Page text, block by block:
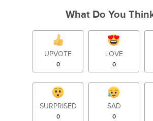
What Do You
UPVOTE
0
LOVE
0
SURPRISED
0
SAD
0